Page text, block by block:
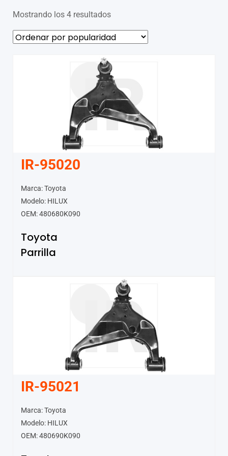
Mostrando los 4 resultados
IR-95020
Marca: Toyota
Modelo: HILUX
OEM: 480680K090
Toyota
Parrilla
IR-95021
Marca: Toyota
Modelo: HILUX
OEM: 480690K090